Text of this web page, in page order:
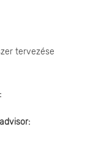
tervezése